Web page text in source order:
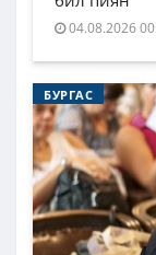
04.08.2026
БУРГАС